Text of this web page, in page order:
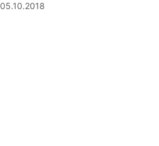
05.10.2018